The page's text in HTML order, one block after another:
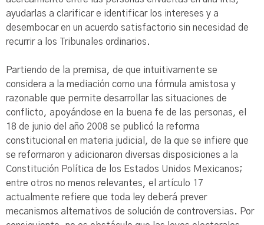
ayudarlas a clarificar e identificar los intereses y a
desembocar en un acuerdo satisfactorio sin necesidad de
recurrir a los Tribunales ordinarios.
Partiendo de la premisa, de que intuitivamente se
considera a la mediación como una fórmula amistosa y
razonable que permite desarrollar las situaciones de
conflicto, apoyándose en la buena fe de las personas, el
18 de junio del año 2008 se publicó la reforma
constitucional en materia judicial, de la que se infiere que
se reformaron y adicionaron diversas disposiciones a la
Constitución Política de los Estados Unidos Mexicanos;
entre otros no menos relevantes, el artículo 17
actualmente refiere que toda ley deberá prever
mecanismos alternativos de solución de controversias. Por